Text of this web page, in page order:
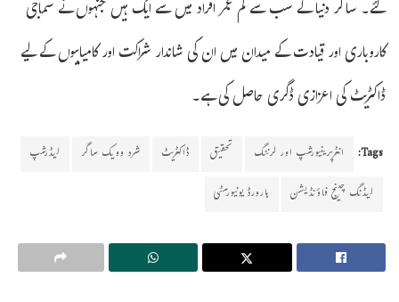
گئے۔ ساگر دنیا کے سب سے کم عمر افراد میں سے ایک ہیں جنہوں نے سماجی
کاروباری اور قیادت کے میدان میں ان کی شاندار شراکت اور کامیابیوں کے لیے
ڈاکٹریٹ کی اعزازی ڈگری حاصل کی ہے۔
Tags: انٹرپرینیورشپ اور لرننگ تحقیق ڈاکٹریٹ شرد وویک ساگر
لیڈرشپ
لیڈنگ چینج فاؤنڈیشن
ہارورڈ یونیورسٹی